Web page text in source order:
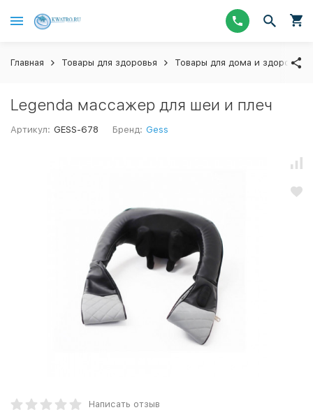
Главная Товары для здоровья Товары для дома и здоровья
Legenda массажер для шеи и плеч
Артикул: GESS-678 Бренд: Gess
Написать отзыв